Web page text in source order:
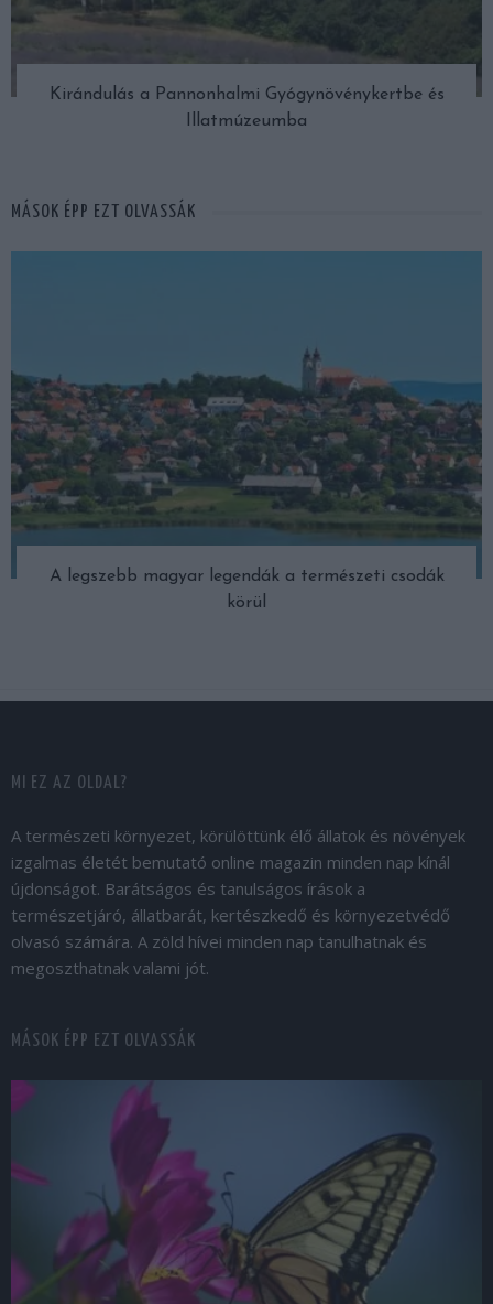
Kirándulás a Pannonhalmi Gyógynövénykertbe és
Illatmúzeumba
MÁSOK ÉPP EZT OLVASSÁK
A legszebb magyar legendák a természeti csodák
körül
MI EZ AZ OLDAL?
A természeti környezet, körülöttünk élő állatok és növények
izgalmas életét bemutató online magazin minden nap kínál
újdonságot. Barátságos és tanulságos írások a
természetjáró, állatbarát, kertészkedő és környezetvédő
olvasó számára. A zöld hívei minden nap tanulhatnak és
megoszthatnak valami jót.
MÁSOK ÉPP EZT OLVASSÁK